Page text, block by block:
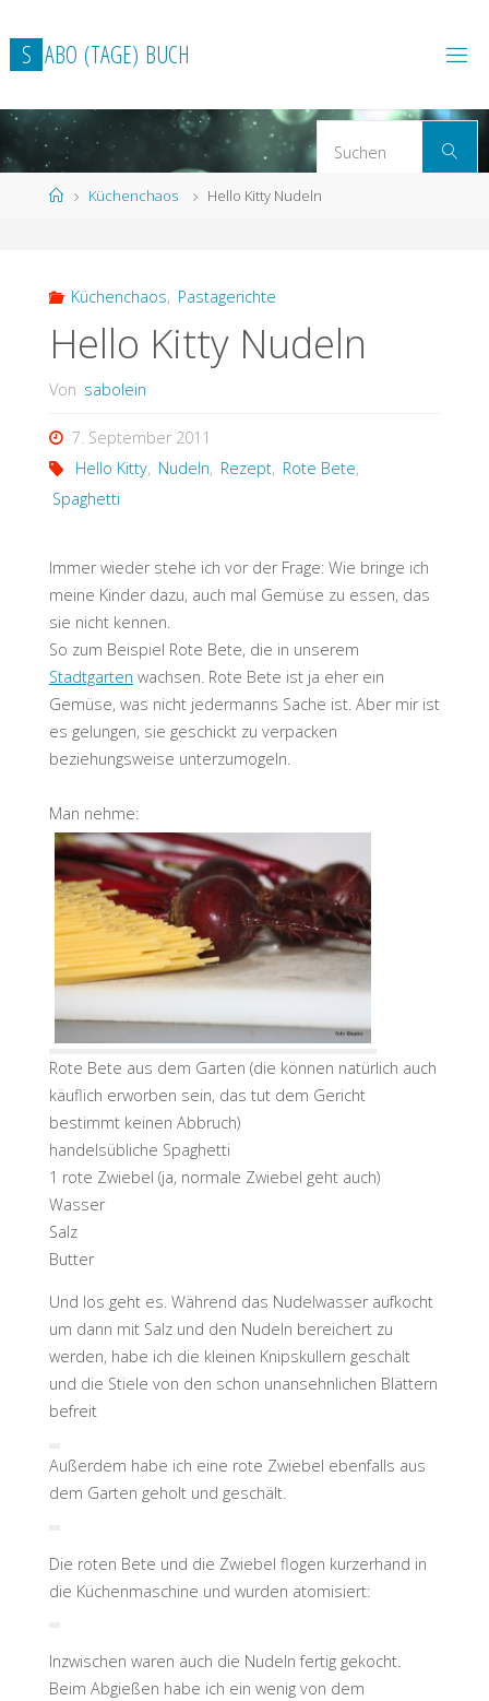
Inhalt
springen
S ABO (TAGE) BUCH
Suchen
StartKüchenchaos Hello Kitty Nudeln
Küchenchaos, Pastagerichte
Hello Kitty Nudeln
Von sabolein
7. September 2011
Hello Kitty, Nudeln, Rezept, Rote Bete,
Spaghetti
Immer wieder stehe ich vor der Frage: Wie bringe ich
meine Kinder dazu, auch mal Gemüse zu essen, das
sie nicht kennen.
So zum Beispiel Rote Bete, die in unserem
Stadtgarten wachsen. Rote Bete ist ja eher ein
Gemüse, was nicht jedermanns Sache ist. Aber mir ist
es gelungen, sie geschickt zu verpacken
beziehungsweise unterzumogeln.
Man nehme:
Rote Bete aus dem Garten (die können natürlich auch
käuflich erworben sein, das tut dem Gericht
bestimmt keinen Abbruch)
handelsübliche Spaghetti
1 rote Zwiebel (ja, normale Zwiebel geht auch)
Wasser
Salz
Butter
Und los geht es. Während das Nudelwasser aufkocht
um dann mit Salz und den Nudeln bereichert zu
werden, habe ich die kleinen Knipskullern geschält
und die Stiele von den schon unansehnlichen Blättern
befreit
Außerdem habe ich eine rote Zwiebel ebenfalls aus
dem Garten geholt und geschält.
Die roten Bete und die Zwiebel flogen kurzerhand in
die Küchenmaschine und wurden atomisiert:
Inzwischen waren auch die Nudeln fertig gekocht.
Beim Abgießen habe ich ein wenig von dem